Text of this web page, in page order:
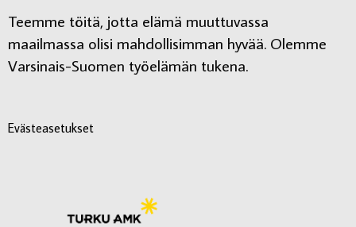
Teemme töitä, jotta elämä muuttuvassa
maailmassa olisi mahdollisimman hyvää. Olemme
Varsinais-Suomen työelämän tukena.
Evästeasetukset